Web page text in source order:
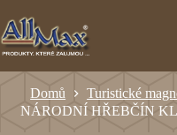
Domů Turistické
NÁRODNÍ HŘEBČÍN